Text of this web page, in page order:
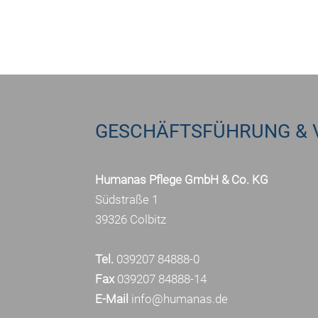
GESCHÄFTSFÜHRUNG &
Humanas Pflege GmbH & Co. KG
Südstraße 1
39326 Colbitz
Tel. 039207 84888-0
Fax039207 84888-14
E-Mail info@humanas.de